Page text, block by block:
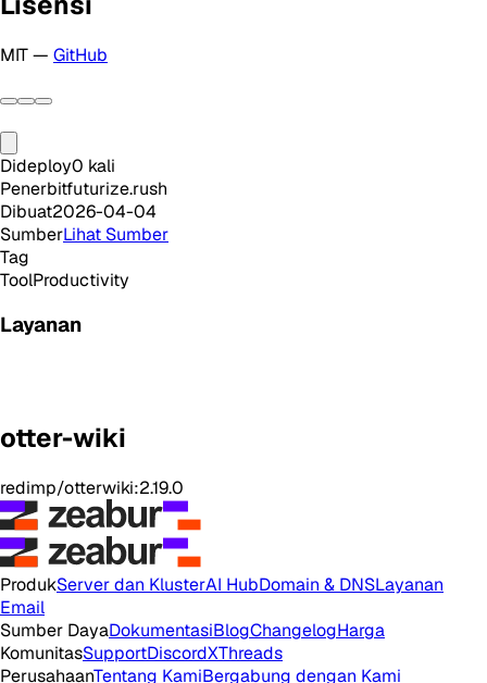
MIT — GitHub
Dideploy0 kali
Penerbitfuturize.rush
Dibuat2026-04-04
SumberLihat Sumber
Tag
ToolProductivity
Layanan
otter-wiki
redimp/otterwiki:2.19.0
ProdukServer dan KlusterAI HubDomain & DNSLayanan
Email
Sumber DayaDokumentasiBlogChangelogHarga
KomunitasSupportDiscordXThreads
PerusahaanTentang KamiBergabung dengan Kami